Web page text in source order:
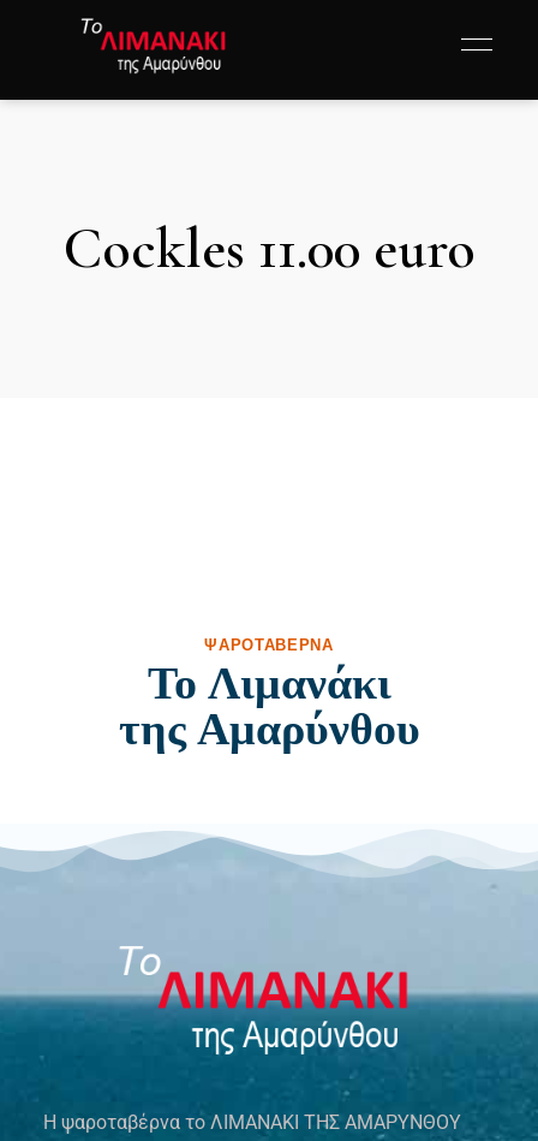
Cockles 11.00 euro
ΨΑΡΟΤΑΒΈΡΝΑ
Το Λιμανάκι
της Αμαρύνθου
Η ψαροταβέρνα το ΛΙΜΑΝΑΚΙ ΤΗΣ ΑΜΑΡΥΝΘΟΥ